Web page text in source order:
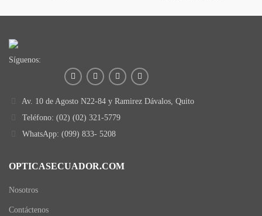
Síguenos:
Av. 10 de Agosto N22-84 y Ramirez Dávalos, Quito
Teléfono: (02) (02) 321-5779
WhatsApp: (099) 833- 5208
OPTICASECUADOR.COM
Nosotros
Contáctenos